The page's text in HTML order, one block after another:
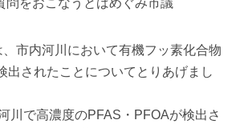
問をおこなうとばめぐみ市議
市内河川において有機フッ素化合物
出されたことについてとりあげまし
川で高濃度のPFAS・PFOAが検出さ